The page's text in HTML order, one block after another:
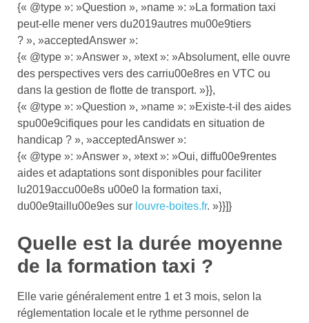
{« @type »: »Question », »name »: »La formation taxi
peut-elle mener vers du2019autres mu00e9tiers
? », »acceptedAnswer »:
{« @type »: »Answer », »text »: »Absolument, elle ouvre
des perspectives vers des carriu00e8res en VTC ou
dans la gestion de flotte de transport. »}},
{« @type »: »Question », »name »: »Existe-t-il des aides
spu00e9cifiques pour les candidats en situation de
handicap ? », »acceptedAnswer »:
{« @type »: »Answer », »text »: »Oui, diffu00e9rentes
aides et adaptations sont disponibles pour faciliter
lu2019accu00e8s u00e0 la formation taxi,
du00e9taillu00e9es sur louvre-boites.fr. »}}]}
Quelle est la durée moyenne
de la formation taxi ?
Elle varie généralement entre 1 et 3 mois, selon la
réglementation locale et le rythme personnel de